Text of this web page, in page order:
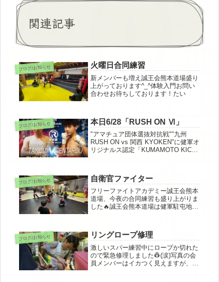
関連記事
ブログ/お知らせ 火曜日合同練習
新メンバーも増え誠王会熊本道場盛り
上がっております^_^体験入門お問い
合わせお待ちしております！たい
ブログ/お知らせ 本日6/28「RUSH ON Ⅵ」
"アマチュア団体選抜対抗戦""九州
RUSH ON vs 関西 KYOKEN"に健軍オ
リジナルス認定「KUMAMOTO KICK
です!!
ブログ/お知らせ 自衛官ファイター
フリーファイトアカデミー誠王会熊本
道場、今夜の合同練習も盛り上がりま
した🔥誠王会熊本道場は健軍駐屯地近
ング、空手、総合格闘技、グラップリ
グに興味がある方、是非お問い合わせ
下...
ブログ/お知らせ リングロープ修理
激しいスパー練習中にロープか切れた
ので緊急修理しました👷(涙)写真の会
員メンバーはイカつく見えますが、優